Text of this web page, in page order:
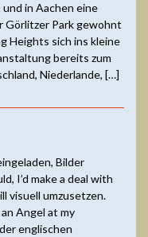
in Aachen eine
Görlitzer Park gewohnt
Heights sich ins kleine
bereits zum
Niederlande, […]
Bilder
I’d make a deal with
visuell umzusetzen.
Angel at my
englischen